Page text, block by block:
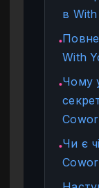
в
●Повне
With
●Чому
●Чи є